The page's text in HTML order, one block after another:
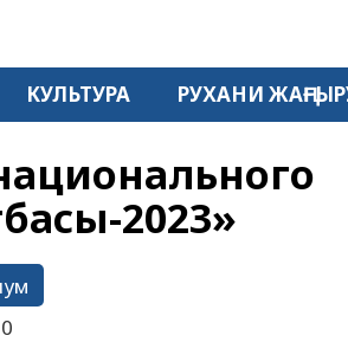
КУЛЬТУРА РУХАНИ
2023»